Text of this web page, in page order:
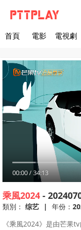
首頁 電影 電視劇
00:00/34:13
乘風2024 -
類別： 综艺 | 年份：
《乘風2024》是由芒果